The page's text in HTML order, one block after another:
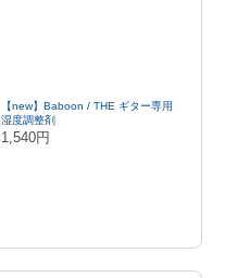
【new】Baboon / THE ギター専用
湿度調整剤
1,540円